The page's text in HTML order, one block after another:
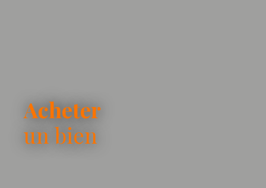
Acheter
un bien